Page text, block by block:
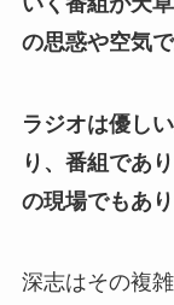
の思惑や空気
ラジオは優し
り、番組であ
の現場でもあり
深志はその複